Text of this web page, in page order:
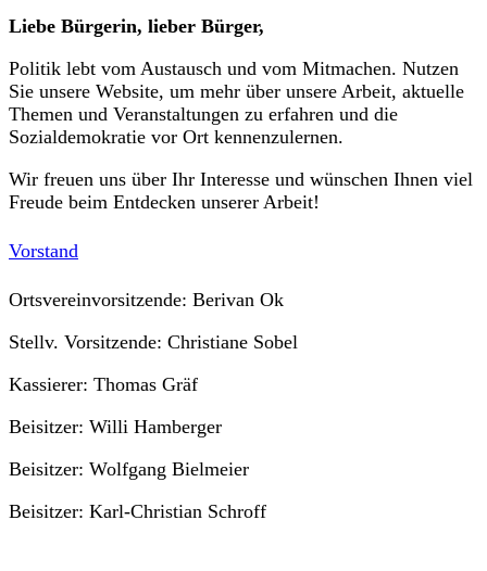
Liebe Bürgerin, lieber Bürger,
Politik lebt vom Austausch und vom Mitmachen. Nutzen
Sie unsere Website, um mehr über unsere Arbeit, aktuelle
Themen und Veranstaltungen zu erfahren und die
Sozialdemokratie vor Ort kennenzulernen.
Wir freuen uns über Ihr Interesse und wünschen Ihnen viel
Freude beim Entdecken unserer Arbeit!
Vorstand
Ortsvereinvorsitzende: Berivan Ok
Stellv. Vorsitzende: Christiane Sobel
Kassierer: Thomas Gräf
Beisitzer: Willi Hamberger
Beisitzer: Wolfgang Bielmeier
Beisitzer: Karl-Christian Schroff